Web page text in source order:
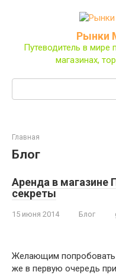
Рынки
Путеводитель в мире
магазинах,
Главная
Блог
Аренда в магазине
секреты
15 июня 2014 Блог
Желающим попробовать
же в первую очередь